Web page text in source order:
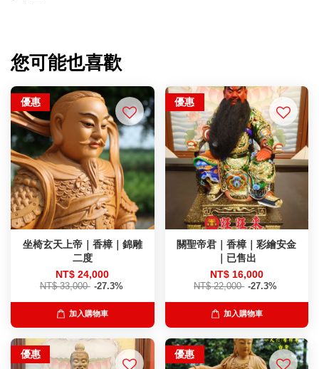
您可能也喜歡
優惠
坐椅玄天上帝｜香樟｜錦雕
二度
NT$ 24,000
NT$ 33,000 -27.3%
加入購物車
優惠
關聖帝君｜香樟｜彩繪安金
｜已售出
NT$ 16,000
NT$ 22,000 -27.3%
加入購物車
優惠 優惠